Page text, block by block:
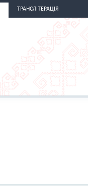
ТРАНСЛІТЕРАЦІЯ